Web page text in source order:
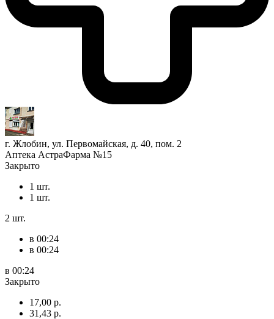
г. Жлобин, ул. Первомайская, д. 40, пом. 2
Аптека АстраФарма №15
Закрыто
1 шт.
1 шт.
2 шт.
в 00:24
в 00:24
в 00:24
Закрыто
17,00 р.
31,43 р.